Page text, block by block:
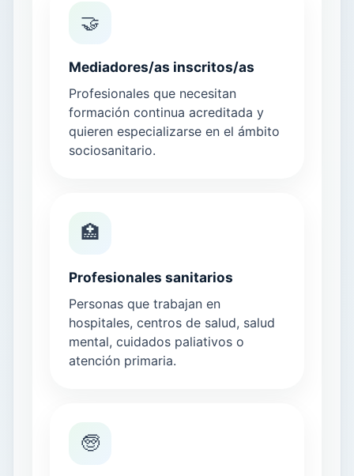
🤝
Mediadores/as inscritos/as
Profesionales que necesitan
formación continua acreditada y
quieren especializarse en el ámbito
sociosanitario.
🏥
Profesionales sanitarios
Personas que trabajan en
hospitales, centros de salud, salud
mental, cuidados paliativos o
atención primaria.
🧓